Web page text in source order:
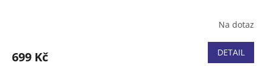
Na dotaz
699 Kč DETAIL